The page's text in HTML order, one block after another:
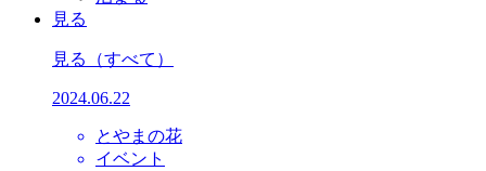
見る
見る （すべて）
2024.06.22
とやまの花
イベント